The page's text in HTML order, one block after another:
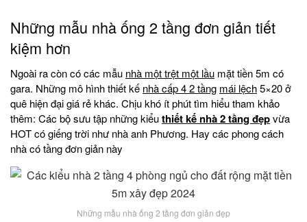
Những mẫu nhà ống 2 tầng đơn giản tiết
kiệm hơn
Ngoài ra còn có các mẫu nhà một trệt một lầu mặt tiền 5m có
gara. Những mô hình thiết kế nhà cấp 4 2 tầng mái lệch5×20 ở
quê hiện đại giá rẻ khác. Chịu khó ít phút tìm hiểu tham khảo
thêm: Các bộ sưu tập những kiểuthiết kế nhà 2 tầng đẹpvừa
HOT có giếng trời như nhà anh Phương. Hay các phong cách
nhà có tầng đơn giản này
Những mẫu nhà ống 2 tầng đơn giản đẹp